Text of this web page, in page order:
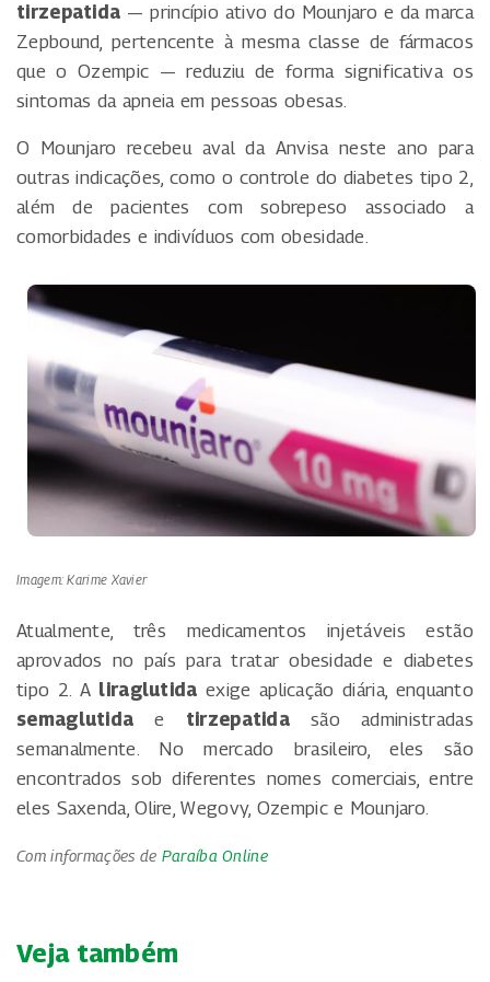
tirzepatida — princípio ativo do Mounjaro e da marca
Zepbound, pertencente à mesma classe de fármacos
que o Ozempic — reduziu de forma significativa os
sintomas da apneia em pessoas obesas.
O Mounjaro recebeu aval da Anvisa neste ano para
outras indicações, como o controle do diabetes tipo 2,
além de pacientes com sobrepeso associado a
comorbidades e indivíduos com obesidade.
Imagem: Karime Xavier
Atualmente, três medicamentos injetáveis estão
aprovados no país para tratar obesidade e diabetes
tipo 2. A liraglutida exige aplicação diária, enquanto
semaglutida e tirzepatida são administradas
semanalmente. No mercado brasileiro, eles são
encontrados sob diferentes nomes comerciais, entre
eles Saxenda, Olire, Wegovy, Ozempic e Mounjaro.
Com informações de Paraíba Online
Veja também